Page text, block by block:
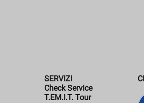
SERVIZI
Check Service
T.EM.I.T. Tour